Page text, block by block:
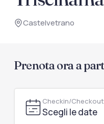
documenti di viaggio.
Castelvetrano
Prenota ora a
Checkin/Checkout
Scegli le date